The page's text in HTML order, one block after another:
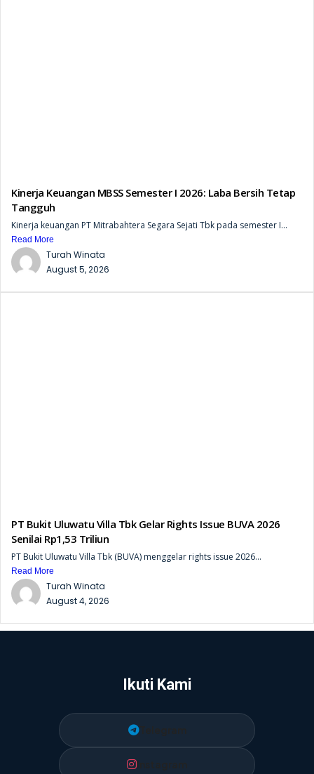
Kinerja Keuangan MBSS Semester I 2026: Laba Bersih Tetap
Tangguh
Kinerja keuangan PT Mitrabahtera Segara Sejati Tbk pada semester I...
Read More
Turah Winata
August 5, 2026
PT Bukit Uluwatu Villa Tbk Gelar Rights Issue BUVA 2026
Senilai Rp1,53 Triliun
PT Bukit Uluwatu Villa Tbk (BUVA) menggelar rights issue 2026...
Read More
Turah Winata
August 4, 2026
Ikuti Kami
Telegram